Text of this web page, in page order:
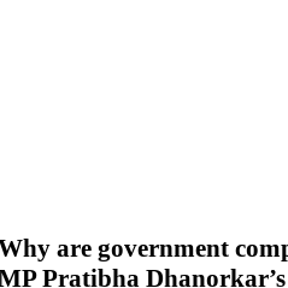
are government
Pratibha